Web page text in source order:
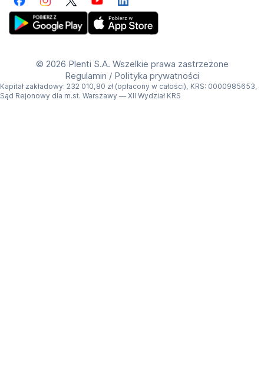
FacebookInstagramTwitterYouTubeLinkedIn
© 2026 Plenti S.A. Wszelkie prawa zastrzeżone
Regulamin / Polityka prywatności
Kapitał zakładowy: 232 010,80 zł (opłacony w całości), KRS: 0000985653,
Sąd Rejonowy dla m.st. Warszawy — XII Wydział KRS